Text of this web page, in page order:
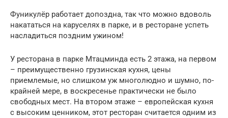
Фуникулёр работает допоздна, так что можно вдоволь
накататься на каруселях в парке, и в ресторане успеть
насладиться поздним ужином!
У ресторана в парке Мтацминда есть 2 этажа, на первом
– преимущественно грузинская кухня, цены
приемлемые, но слишком уж многолюдно и шумно, по-
крайней мере, в воскресенье практически не было
свободных мест. На втором этаже – европейская кухня
с высоким ценником, этот ресторан считается одним из